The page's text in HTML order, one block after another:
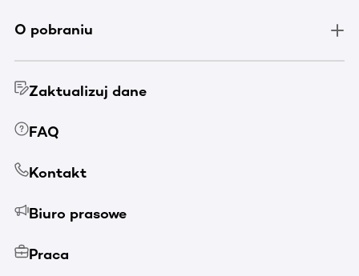
O pobraniu
Zaktualizuj dane
FAQ
Kontakt
Biuro prasowe
Praca